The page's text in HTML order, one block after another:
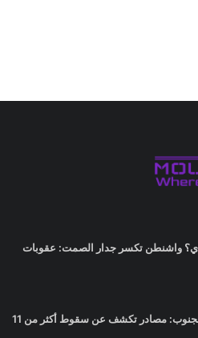
واشنطن تكسر جدار الصمت: عقوبات
مجزرة في الجنوب: مصادر تكشف عن سقوط أكثر من 11